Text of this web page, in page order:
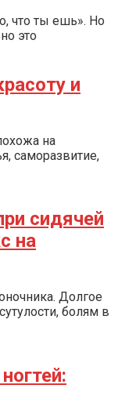
что ты ешь». Но
это
и
на
саморазвитие,
сидячей
на
Долгое
болям в